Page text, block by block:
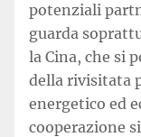
potenziali
guarda
la Cina, che si
della rivisitata
energetico ed
cooperazione